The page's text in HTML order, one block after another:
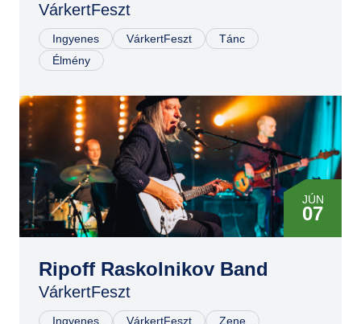
VárkertFeszt
Ingyenes VárkertFeszt
Tánc
Élmény
JÚN
07
Ripoff Raskolnikov Band
VárkertFeszt
Ingyenes VárkertFeszt
Zene